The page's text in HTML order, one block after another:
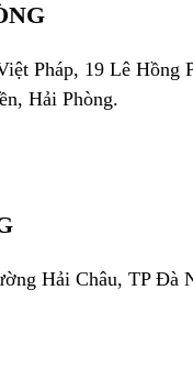
Pháp, 19 Lê Hồng
Hải Phòng.
Hải Châu, TP Đà